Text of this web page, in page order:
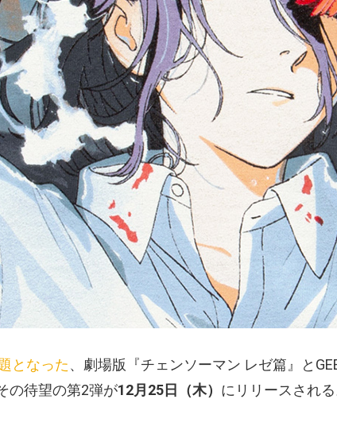
となった、劇場版『チェンソーマン レゼ篇』と
の待望の第2弾が12月25日（木） にリリースされる